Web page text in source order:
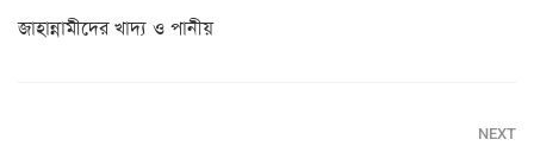
জাহান্নামীদের খাদ্য ও পানীয়
NEXT